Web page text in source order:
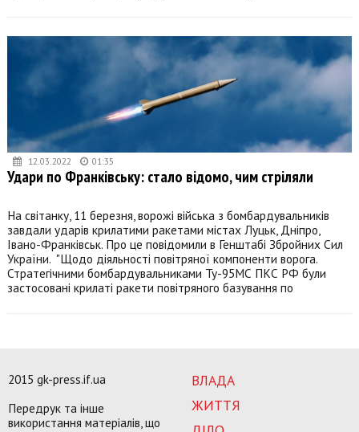
12.03.2022 01:35
Удари по Франківську: стало відомо, чим стріляли
На світанку, 11 березня, ворожі війська з бомбардувальників
завдали ударів крилатими ракетами містах Луцьк, Дніпро,
Івано-Франківськ. Про це повідомили в Генштабі Збройних Сил
України. "Щодо діяльності повітряної компоненти ворога.
Стратегічними бомбардувальниками Ту-95МС ПКС РФ були
застосовані крилаті ракети повітряного базування по
ВЛАДА
ЖИТТЯ
2015 gk-press.if.ua
Передрук та інше
використання матеріалів, що